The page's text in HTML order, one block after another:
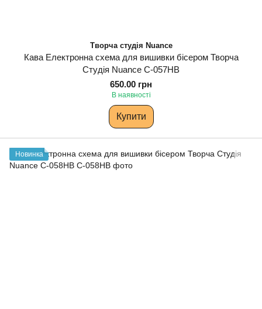
Творча студія Nuance
Кава Електронна схема для вишивки бісером Творча
Студія Nuance С-057НВ
650.00 грн
В наявності
Купити
Новинка